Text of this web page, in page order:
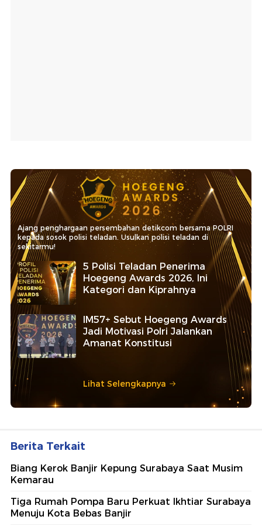
Ajang penghargaan persembahan detikcom bersama POLRI
kepada sosok polisi teladan. Usulkan polisi teladan di
sekitarmu!
5 Polisi Teladan Penerima
Hoegeng Awards 2026, Ini
Kategori dan Kiprahnya
IM57+ Sebut Hoegeng Awards
Jadi Motivasi Polri Jalankan
Amanat Konstitusi
Lihat Selengkapnya
Berita Terkait
Biang Kerok Banjir Kepung Surabaya Saat Musim
Kemarau
Tiga Rumah Pompa Baru Perkuat Ikhtiar Surabaya
Menuju Kota Bebas Banjir